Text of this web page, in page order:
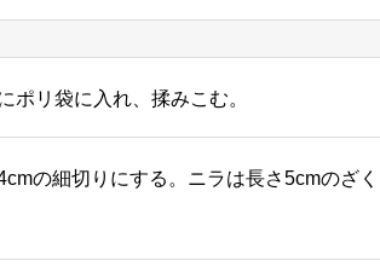
ポリ袋に入れ、揉みこむ。
の細切りにする。ニラは長さ5cmのざく